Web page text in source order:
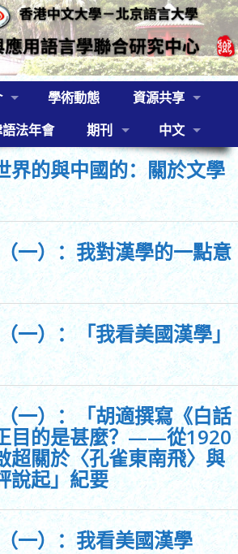
學術動態
資源共享
法年會 期刊 中文
界的與中國的：關於文學
一）：我對漢學的一點意
一）：「我看美國漢學」
一）：「胡適撰寫《白話
目的是甚麼？——從1920
超關於〈孔雀東南飛〉與
說起」紀要
一）：我看美國漢學